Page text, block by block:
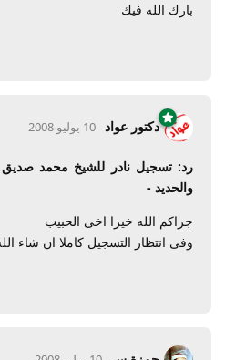
بارك الله فيك
دكتور عواد 10 يوليو 2008
رد: تسجيل نادر للشيخ محمد صديق
والحديد -
جزاكم الله خيرا اخى الحبيب
وفى انتظار التسجيل كاملا ان شاء